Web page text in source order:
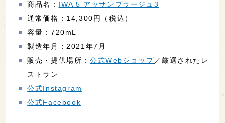
商品名： IWA 5 アッサンブラージュ3
通常価格：14,300円（税込）
容量：720mL
製造年月：2021年7月
販売・提供場所：公式Webショップ／厳選されたレ
ストラン
公式Instagram
公式Facebook